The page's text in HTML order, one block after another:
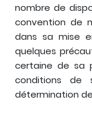
nombre de
convention de
dans sa mise
quelques
certaine de sa
conditions de
détermination